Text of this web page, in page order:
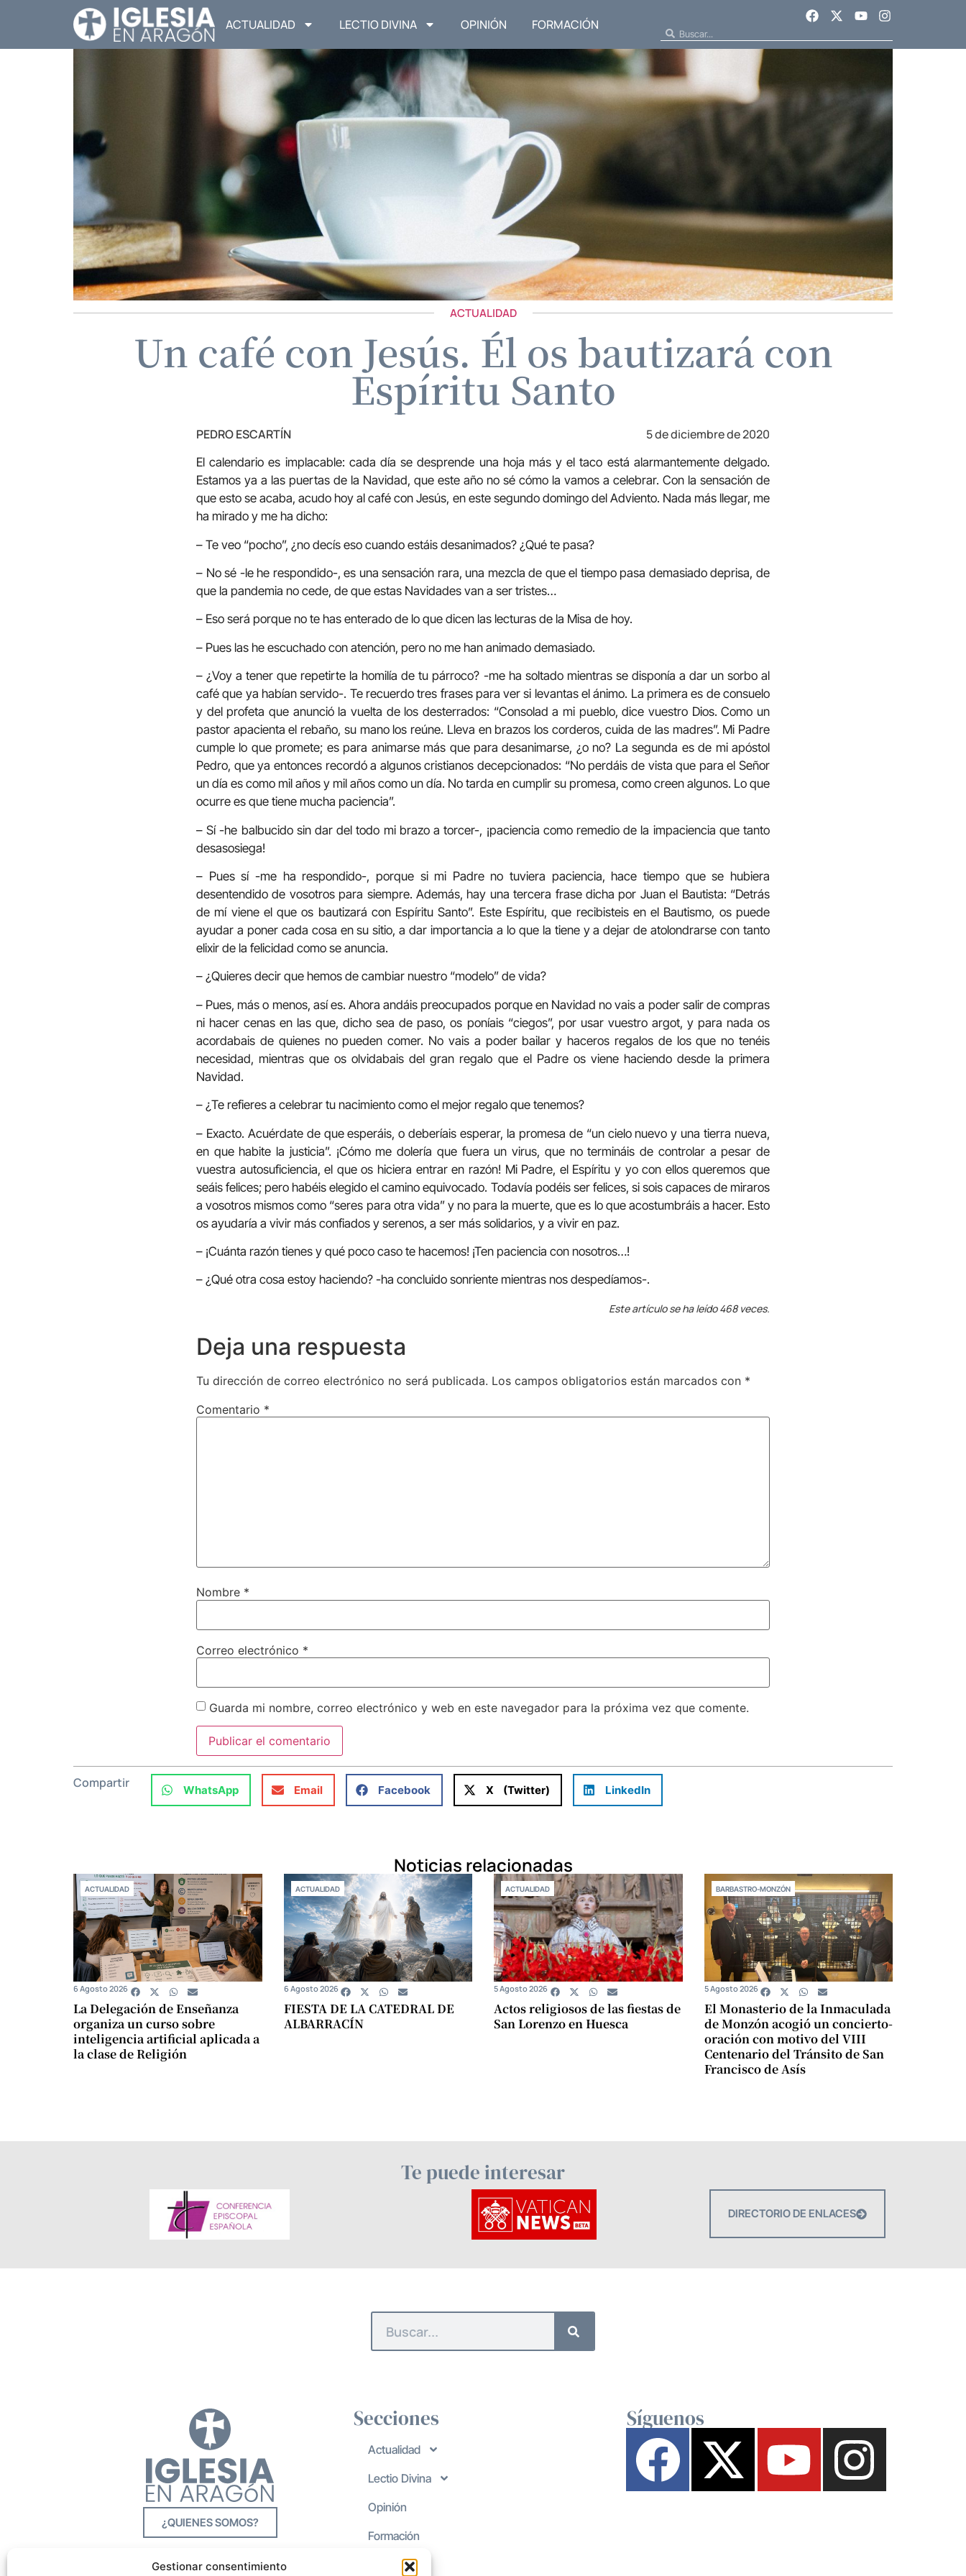
Gestionar consentimiento
ACTUALIDAD LECTIO DIVINA OPINIÓN FORMACIÓN
ACTUALIDAD
Un café con Jesús. Él os bautizará con
Espíritu Santo
PEDRO ESCARTÍN 5 de diciembre de 2020
El calendario es implacable: cada día se desprende una hoja más y el taco está alarmantemente delgado.
Estamos ya a las puertas de la Navidad, que este año no sé cómo la vamos a celebrar. Con la sensación de
que esto se acaba, acudo hoy al café con Jesús, en este segundo domingo del Adviento. Nada más llegar, me
ha mirado y me ha dicho:
– Te veo “pocho”, ¿no decís eso cuando estáis desanimados? ¿Qué te pasa?
– No sé -le he respondido-, es una sensación rara, una mezcla de que el tiempo pasa demasiado deprisa, de
que la pandemia no cede, de que estas Navidades van a ser tristes…
– Eso será porque no te has enterado de lo que dicen las lecturas de la Misa de hoy.
– Pues las he escuchado con atención, pero no me han animado demasiado.
– ¿Voy a tener que repetirte la homilía de tu párroco? -me ha soltado mientras se disponía a dar un sorbo al
café que ya habían servido-. Te recuerdo tres frases para ver si levantas el ánimo. La primera es de consuelo
y del profeta que anunció la vuelta de los desterrados: “Consolad a mi pueblo, dice vuestro Dios. Como un
pastor apacienta el rebaño, su mano los reúne. Lleva en brazos los corderos, cuida de las madres”. Mi Padre
cumple lo que promete; es para animarse más que para desanimarse, ¿o no? La segunda es de mi apóstol
Pedro, que ya entonces recordó a algunos cristianos decepcionados: “No perdáis de vista que para el Señor
un día es como mil años y mil años como un día. No tarda en cumplir su promesa, como creen algunos. Lo que
ocurre es que tiene mucha paciencia”.
– Sí -he balbucido sin dar del todo mi brazo a torcer-, ¡paciencia como remedio de la impaciencia que tanto
desasosiega!
– Pues sí -me ha respondido-, porque si mi Padre no tuviera paciencia, hace tiempo que se hubiera
desentendido de vosotros para siempre. Además, hay una tercera frase dicha por Juan el Bautista: “Detrás
de mí viene el que os bautizará con Espíritu Santo”. Este Espíritu, que recibisteis en el Bautismo, os puede
ayudar a poner cada cosa en su sitio, a dar importancia a lo que la tiene y a dejar de atolondrarse con tanto
elixir de la felicidad como se anuncia.
– ¿Quieres decir que hemos de cambiar nuestro “modelo” de vida?
– Pues, más o menos, así es. Ahora andáis preocupados porque en Navidad no vais a poder salir de compras
ni hacer cenas en las que, dicho sea de paso, os poníais “ciegos”, por usar vuestro argot, y para nada os
acordabais de quienes no pueden comer. No vais a poder bailar y haceros regalos de los que no tenéis
necesidad, mientras que os olvidabais del gran regalo que el Padre os viene haciendo desde la primera
Navidad.
– ¿Te refieres a celebrar tu nacimiento como el mejor regalo que tenemos?
– Exacto. Acuérdate de que esperáis, o deberíais esperar, la promesa de “un cielo nuevo y una tierra nueva,
en que habite la justicia”. ¡Cómo me dolería que fuera un virus, que no termináis de controlar a pesar de
vuestra autosuficiencia, el que os hiciera entrar en razón! Mi Padre, el Espíritu y yo con ellos queremos que
seáis felices; pero habéis elegido el camino equivocado. Todavía podéis ser felices, si sois capaces de miraros
a vosotros mismos como “seres para otra vida” y no para la muerte, que es lo que acostumbráis a hacer. Esto
os ayudaría a vivir más confiados y serenos, a ser más solidarios, y a vivir en paz.
– ¡Cuánta razón tienes y qué poco caso te hacemos! ¡Ten paciencia con nosotros…!
– ¿Qué otra cosa estoy haciendo? -ha concluido sonriente mientras nos despedíamos-.
Este artículo se ha leído 468 veces.
Deja una respuesta
Tu dirección de correo electrónico no será publicada. Los campos obligatorios están marcados con *
Comentario *
Nombre *
Correo electrónico *
Guarda mi nombre, correo electrónico y web en este navegador para la próxima vez que comente.
Compartir WhatsApp Email Facebook X (Twitter) LinkedIn
Noticias relacionadas
ACTUALIDAD
La Delegación de Enseñanza
organiza un curso sobre
inteligencia artificial aplicada a
la clase de Religión
6 Agosto 2026
ACTUALIDAD
FIESTA DE LA CATEDRAL DE
ALBARRACÍN
6 Agosto 2026
ACTUALIDAD
Actos religiosos de las fiestas de
San Lorenzo en Huesca
5 Agosto 2026
BARBASTRO-MONZÓN
El Monasterio de la Inmaculada
de Monzón acogió un concierto-
oración con motivo del VIII
Centenario del Tránsito de San
Francisco de Asís
5 Agosto 2026
Te puede interesar
DIRECTORIO DE ENLACES
¿QUIENES SOMOS?
Secciones
Actualidad
Lectio Divina
Opinión
Formación
Síguenos